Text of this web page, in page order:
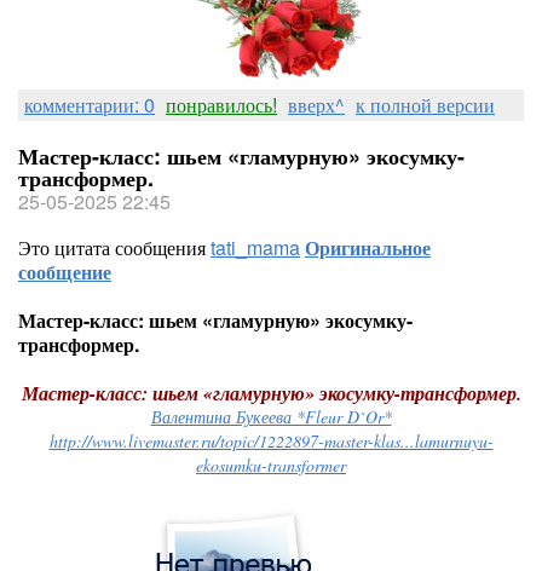
комментарии: 0 понравилось! вверх^ к полной версии
Мастер-класс: шьем «гламурную» экосумку-
трансформер.
25-05-2025 22:45
Это цитата сообщенияtati_mamaОригинальное
сообщение
Мастер-класс: шьем «гламурную» экосумку-
трансформер.
Мастер-класс: шьем «гламурную» экосумку-трансформер.
Валентина Букеева *Fleur D`Or*
http://www.livemaster.ru/topic/1222897-master-klas...lamurnuyu-
ekosumku-transformer